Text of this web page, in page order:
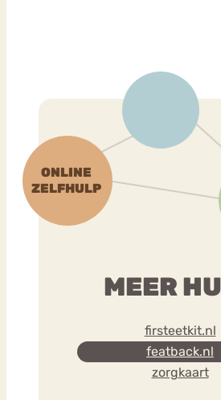
MEER
firsteetkit.nl
featback.nl
zorgkaart